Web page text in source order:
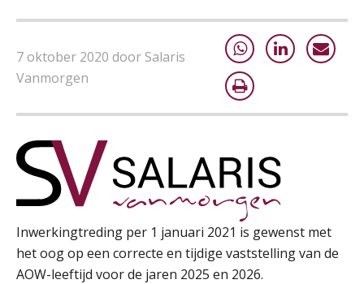
7 oktober 2020 door Salaris
Vanmorgen
Inwerkingtreding per 1 januari 2021 is gewenst met
het oog op een correcte en tijdige vaststelling van de
AOW-leeftijd voor de jaren 2025 en 2026.